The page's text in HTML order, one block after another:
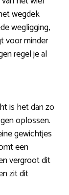
wegdek
wegligging,
voor minder
regel je al
is het dan zo
oplossen.
gewichtjes
een
vergroot dit
zit dit